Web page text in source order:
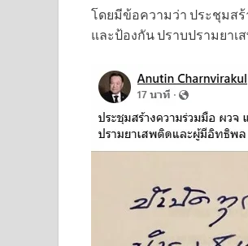
โดยมีข้อความว่า ประชุมส
และป้องกัน ปราบปรามยาเ